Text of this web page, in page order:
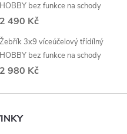
HOBBY bez funkce na schody
2 490 Kč
Žebřík 3x9 víceúčelový třídílný
HOBBY bez funkce na schody
2 980 Kč